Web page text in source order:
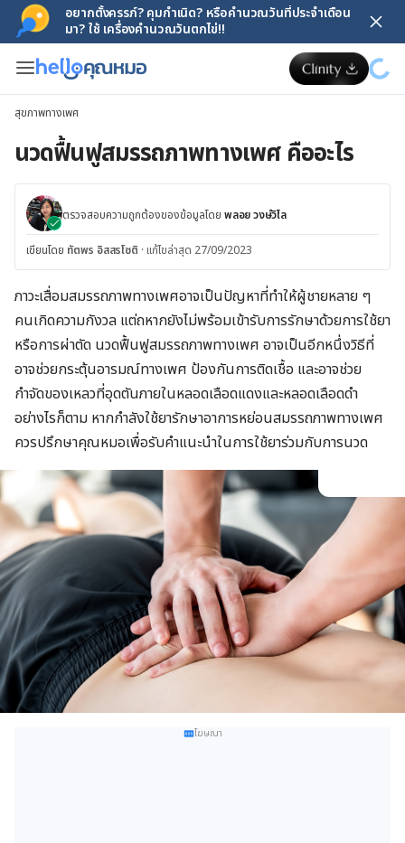
อยากตั้งครรภ์? คุมกำเนิด? หรือคำนวณวันที่ประจำเดือน
มา? ใช้ เครื่องคำนวณวันตกไข่!!
สุขภาพทางเพศ
นวดฟื้นฟูสมรรถภาพทางเพศ คืออะไร
ตรวจสอบความถูกต้องของข้อมูลโดย พลอย วงษ์วิไล
เขียนโดย ทัตพร อิสสรโชติ · แก้ไขล่าสุด 27/09/2023
ภาวะเสื่อมสมรรถภาพทางเพศอาจเป็นปัญหาที่ทำให้ผู้ชายหลาย ๆ
คนเกิดความกังวล แต่ถหากยังไม่พร้อมเข้ารับการรักษาด้วยการใช้ยา
หรือการผ่าตัด นวดฟื้นฟูสมรรถภาพทางเพศ อาจเป็นอีกหนึ่งวิธีที่
อาจช่วยกระตุ้นอารมณ์ทางเพศ ป้องกันการติดเชื้อ และอาจช่วย
กำจัดของเหลวที่อุดตันภายในหลอดเลือดแดงและหลอดเลือดดำ
อย่างไรก็ตาม หากกำลังใช้ยารักษาอาการหย่อนสมรรถภาพทางเพศ
ควรปรึกษาคุณหมอเพื่อรับคำแนะนำในการใช้ยาร่วมกับการนวด
โฆษณา